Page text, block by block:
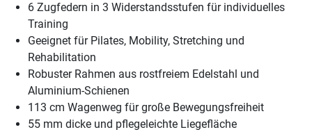
6 Zugfedern in 3 Widerstandsstufen für individuelles
Training
Geeignet für Pilates, Mobility, Stretching und
Rehabilitation
Robuster Rahmen aus rostfreiem Edelstahl und
Aluminium-Schienen
113 cm Wagenweg für große Bewegungsfreiheit
55 mm dicke und pflegeleichte Liegefläche